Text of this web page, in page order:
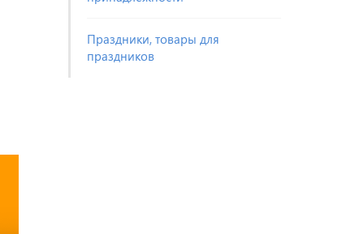
Праздники, товары для
праздников